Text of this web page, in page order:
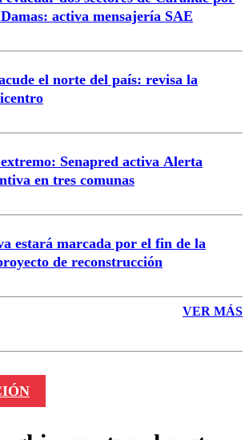
activa mensajería SAE
el norte del país: revisa la
Senapred activa Alerta
en tres comunas
estará marcada por el fin de la
de reconstrucción
VER MÁS